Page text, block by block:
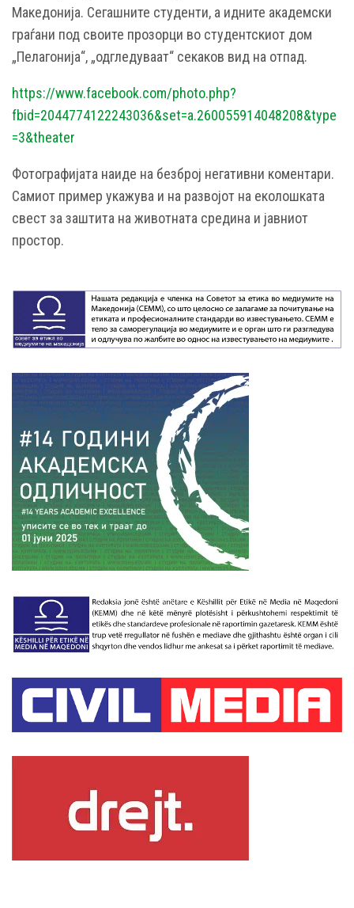
Македонија. Сегашните студенти, а идните академски
граѓани под своите прозорци во студентскиот дом
„Пелагонија“, „одгледуваат“ секаков вид на отпад.
https://www.facebook.com/photo.php?
fbid=2044774122243036&set=a.260055914048208&type
=3&theater
Фотографијата наиде на безброј негативни коментари.
Самиот пример укажува и на развојот на еколошката
свест за заштита на животната средина и јавниот
простор.